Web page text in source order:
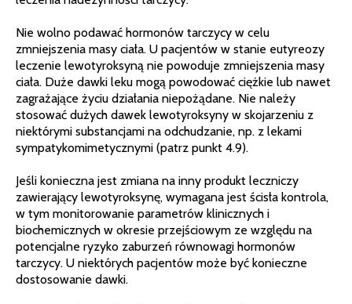
Nie wolno podawać hormonów tarczycy w celu
zmniejszenia masy ciała. U pacjentów w stanie eutyreozy
leczenie lewotyroksyną nie powoduje zmniejszenia masy
ciała. Duże dawki leku mogą powodować ciężkie lub nawet
zagrażające życiu działania niepożądane. Nie należy
stosować dużych dawek lewotyroksyny w skojarzeniu z
niektórymi substancjami na odchudzanie, np. z lekami
sympatykomimetycznymi (patrz punkt 4.9).
Jeśli konieczna jest zmiana na inny produkt leczniczy
zawierający lewotyroksynę, wymagana jest ścisła kontrola,
w tym monitorowanie parametrów klinicznych i
biochemicznych w okresie przejściowym ze względu na
potencjalne ryzyko zaburzeń równowagi hormonów
tarczycy. U niektórych pacjentów może być konieczne
dostosowanie dawki.